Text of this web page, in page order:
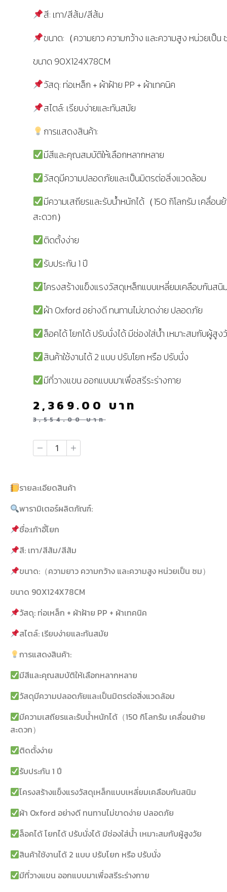
สี: เทา/สีส้ม/สีส้ม
ขนาด:（ความยาว ความกว้าง และความสูง หน่วยเป็น
ขนาด 90X124X78CM
วัสดุ: ท่อเหล็ก + ผ้าฝ้าย PP + ผ้าเทคนิค
สไตล์: เรียบง่ายและทันสมัย
การแสดงสินค้า:
มีสีและคุณสมบัติให้เลือกหลากหลาย
วัสดุมีความปลอดภัยและเป็นมิตรต่อสิ่งแวดล้อม
มีความเสถียรและรับน้ำหนักได้（150 กิโลกรัม เคลื่อน
สะดวก）
ติดตั้งง่าย
รับประกัน 1 ปี
โครงสร้างแข็งแรงวัสดุเหล็กแบบเหลี่ยมเคลือบกันสนิ
ผ้า Oxford อย่างดี ทนทานไม่ขาดง่าย ปลอดภัย
ล็อคได้ โยกได้ ปรับนั่งได้ มีช่องใส่น้ำ เหมาะสมกับผู้สูง
สินค้าใช้งานได้ 2 แบบ ปรับโยก หรือ ปรับนั่ง
มีที่วางแขน ออกแบบมาเพื่อสรีระร่างกาย
3,554.00บาท
2,369.00 บาท
รายละเอียดสินค้า
พารามิเตอร์ผลิตภัณฑ์:
ชื่อ:เก้าอี้โยก
สี: เทา/สีส้ม/สีส้ม
ขนาด:（ความยาว ความกว้าง และความสูง หน่วยเป็น ซม）
ขนาด 90X124X78CM
วัสดุ: ท่อเหล็ก + ผ้าฝ้าย PP + ผ้าเทคนิค
สไตล์: เรียบง่ายและทันสมัย
การแสดงสินค้า:
มีสีและคุณสมบัติให้เลือกหลากหลาย
วัสดุมีความปลอดภัยและเป็นมิตรต่อสิ่งแวดล้อม
มีความเสถียรและรับน้ำหนักได้（150 กิโลกรัม เคลื่อนย้าย
สะดวก）
ติดตั้งง่าย
รับประกัน 1 ปี
โครงสร้างแข็งแรงวัสดุเหล็กแบบเหลี่ยมเคลือบกันสนิม
ผ้า Oxford อย่างดี ทนทานไม่ขาดง่าย ปลอดภัย
ล็อคได้ โยกได้ ปรับนั่งได้ มีช่องใส่น้ำ เหมาะสมกับผู้สูงวัย
สินค้าใช้งานได้ 2 แบบ ปรับโยก หรือ ปรับนั่ง
มีที่วางแขน ออกแบบมาเพื่อสรีระร่างกาย